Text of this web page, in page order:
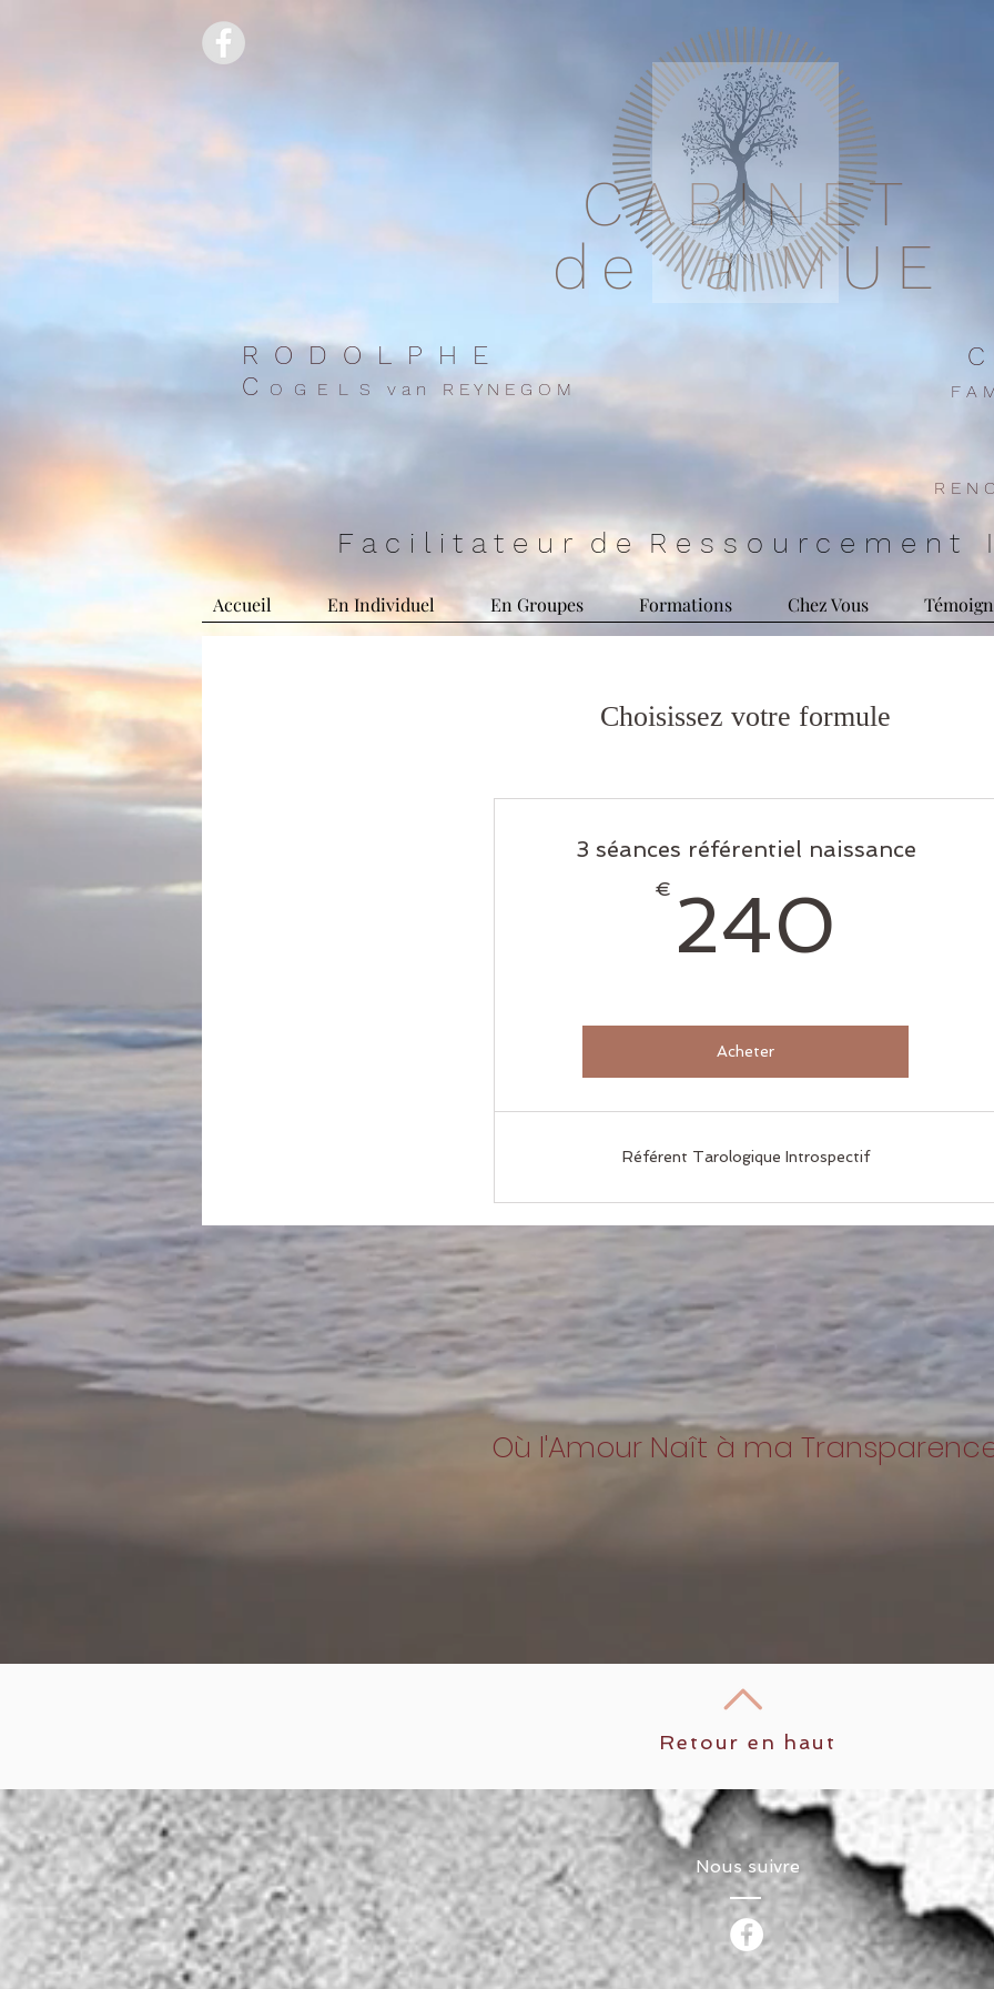
CABINET
de la MUE
C
F A
R E N
R O D O L P H E
C O G E L S v a n R E Y N E G O M
F a c i l i t a t e u r d e R e s s o u r c e m e n t
Accueil En Individuel En Groupes Formations Chez Vous
Choisissez votre formule
3 séances référentiel naissance
€ 240
Acheter
Référent Tarologique Introspectif
Où l'Amour Naît à ma
Retour en haut
Nous suivre